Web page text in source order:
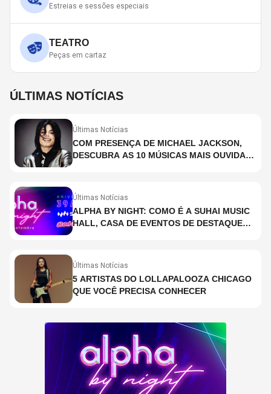
Estreias e sessões especiais
TEATRO
Peças em cartaz
ÚLTIMAS NOTÍCIAS
Últimas Notícias
COM PRESENÇA DE MICHAEL JACKSON,
DESCUBRA AS 10 MÚSICAS MAIS OUVIDAS
Últimas Notícias
ALPHA BY NIGHT: COMO É A SUHAI MUSIC
HALL, CASA DE EVENTOS DE DESTAQUE
Últimas Notícias
5 ARTISTAS DO LOLLAPALOOZA CHICAGO
QUE VOCÊ PRECISA CONHECER